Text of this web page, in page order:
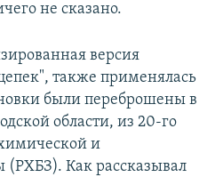
не сказано.
версия
также применялась
были переброшены в
области, из 20-го
и
(РХБЗ). Как рассказывал